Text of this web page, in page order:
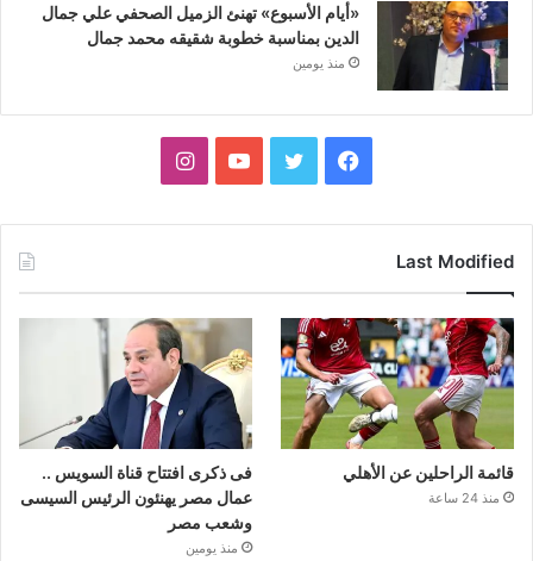
«أيام الأسبوع» تهنئ الزميل الصحفي علي جمال
الدين بمناسبة خطوبة شقيقه محمد جمال
منذ يومين
فيسبوك تويتر يوتيوبانستقرام
Last Modified
قائمة الراحلين عن الأهلي
منذ 24 ساعة
فى ذكرى افتتاح قناة السويس ..
عمال مصر يهنئون الرئيس السيسى
وشعب مصر
منذ يومين